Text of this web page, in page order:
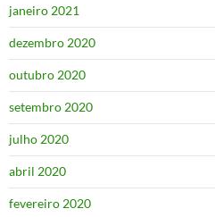
janeiro 2021
dezembro 2020
outubro 2020
setembro 2020
julho 2020
abril 2020
fevereiro 2020